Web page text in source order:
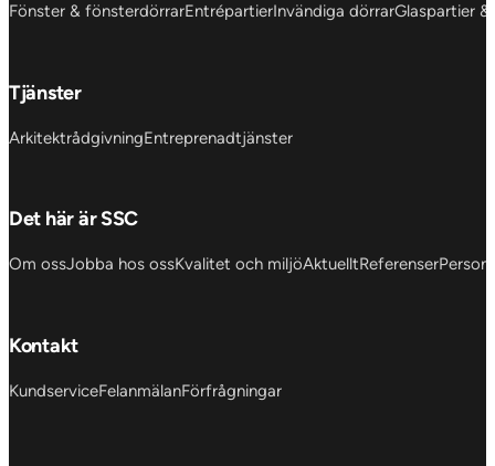
Fönster & fönsterdörrarEntrépartierInvändiga dörrarGlaspartier
Tjänster
ArkitektrådgivningEntreprenadtjänster
Det här är SSC
Om ossJobba hos ossKvalitet och miljöAktuelltReferenser
Kontakt
KundserviceFelanmälanFörfrågningar